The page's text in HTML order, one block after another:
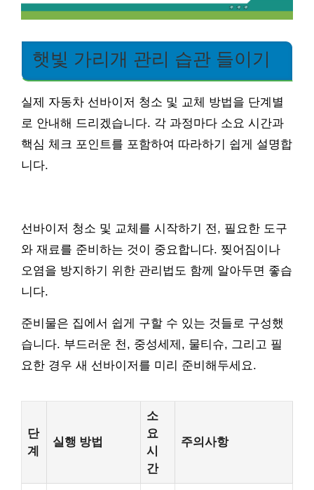
햇빛 가리개 관리 습관 들이기
실제 자동차 선바이저 청소 및 교체 방법을 단계별
로 안내해 드리겠습니다. 각 과정마다 소요 시간과
핵심 체크 포인트를 포함하여 따라하기 쉽게 설명합
니다.
선바이저 청소 및 교체를 시작하기 전, 필요한 도구
와 재료를 준비하는 것이 중요합니다. 찢어짐이나
오염을 방지하기 위한 관리법도 함께 알아두면 좋습
니다.
준비물은 집에서 쉽게 구할 수 있는 것들로 구성했
습니다. 부드러운 천, 중성세제, 물티슈, 그리고 필
요한 경우 새 선바이저를 미리 준비해두세요.
단
계
실행 방법
소
요
시
간
주의사항